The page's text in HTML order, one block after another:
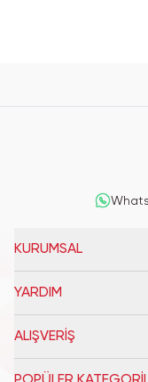
KURUMSAL
YARDIM
ALIŞVERİŞ